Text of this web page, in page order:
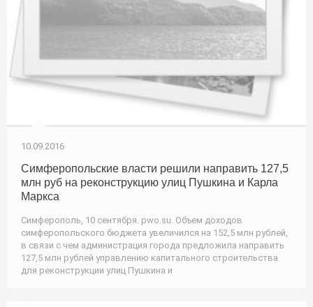
10.09.2016
Симферопольские власти решили направить 127,5
млн руб на реконструкцию улиц Пушкина и Карла
Маркса
Симферополь, 10 сентября. pwo.su. Объем доходов
симферопольского бюджета увеличился на 152,5 млн рублей,
в связи с чем администрация города предложила направить
127,5 млн рублей управлению капитального строительства
для реконструкции улиц Пушкина и